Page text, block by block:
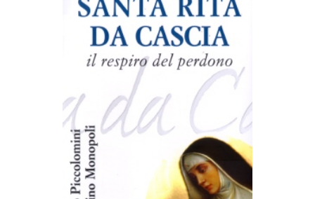
AGGIUNGI AL CARRELLO